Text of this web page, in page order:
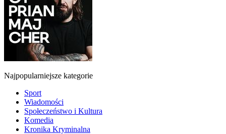
Najpopularniejsze kategorie
Sport
Wiadomości
Społeczeństwo i Kultura
Komedia
Kronika Kryminalna